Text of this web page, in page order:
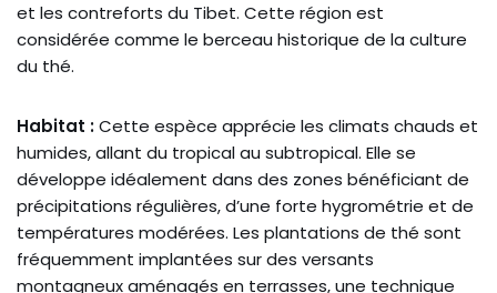
et les contreforts du Tibet. Cette région est
considérée comme le berceau historique de la culture
du thé.
Habitat :Cette espèce apprécie les climats chauds et
humides, allant du tropical au subtropical. Elle se
développe idéalement dans des zones bénéficiant de
précipitations régulières, d’une forte hygrométrie et de
températures modérées. Les plantations de thé sont
fréquemment implantées sur des versants
montagneux aménagés en terrasses, une technique